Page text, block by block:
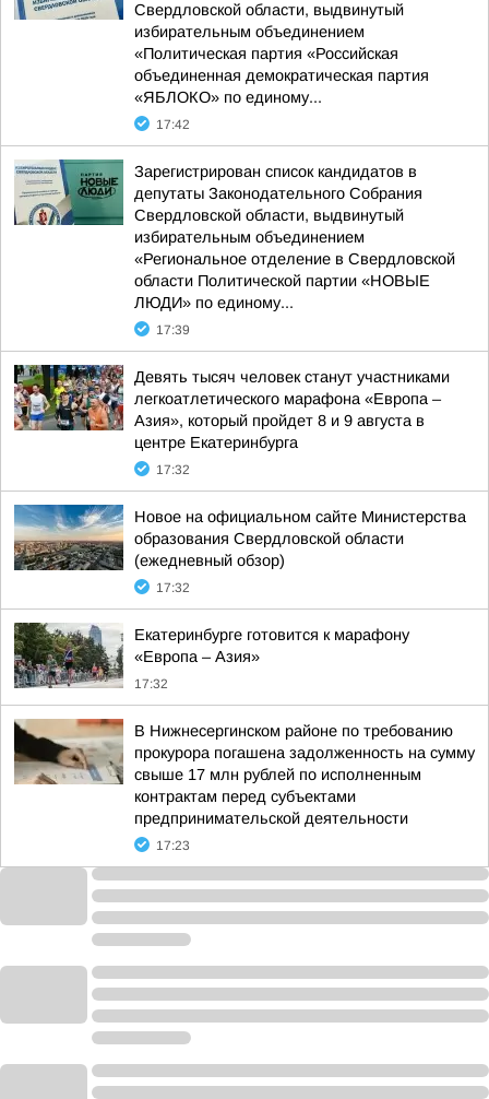
Свердловской области, выдвинутый
избирательным объединением
«Политическая партия «Российская
объединенная демократическая партия
«ЯБЛОКО» по единому...
17:42
Зарегистрирован список кандидатов в
депутаты Законодательного Собрания
Свердловской области, выдвинутый
избирательным объединением
«Региональное отделение в Свердловской
области Политической партии «НОВЫЕ
ЛЮДИ» по единому...
17:39
Девять тысяч человек станут участниками
легкоатлетического марафона «Европа –
Азия», который пройдет 8 и 9 августа в
центре Екатеринбурга
17:32
Новое на официальном сайте Министерства
образования Свердловской области
(ежедневный обзор)
17:32
Екатеринбурге готовится к марафону
«Европа – Азия»
17:32
В Нижнесергинском районе по требованию
прокурора погашена задолженность на сумму
свыше 17 млн рублей по исполненным
контрактам перед субъектами
предпринимательской деятельности
17:23